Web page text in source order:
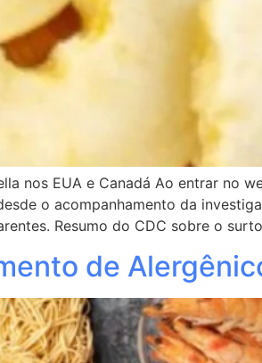
nos EUA e Canadá Ao entrar no
o acompanhamento da
Resumo do CDC sobre o
de